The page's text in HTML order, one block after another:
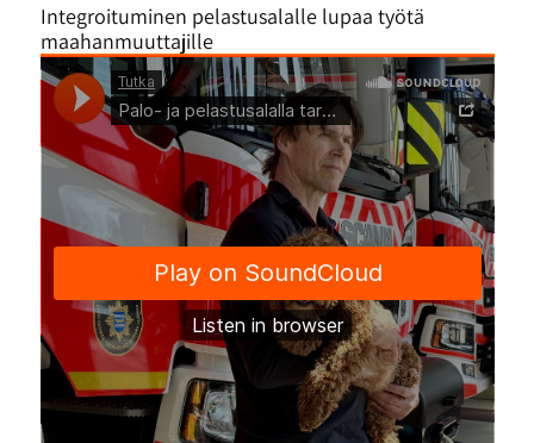
Integroituminen pelastusalalle lupaa työtä
maahanmuuttajille